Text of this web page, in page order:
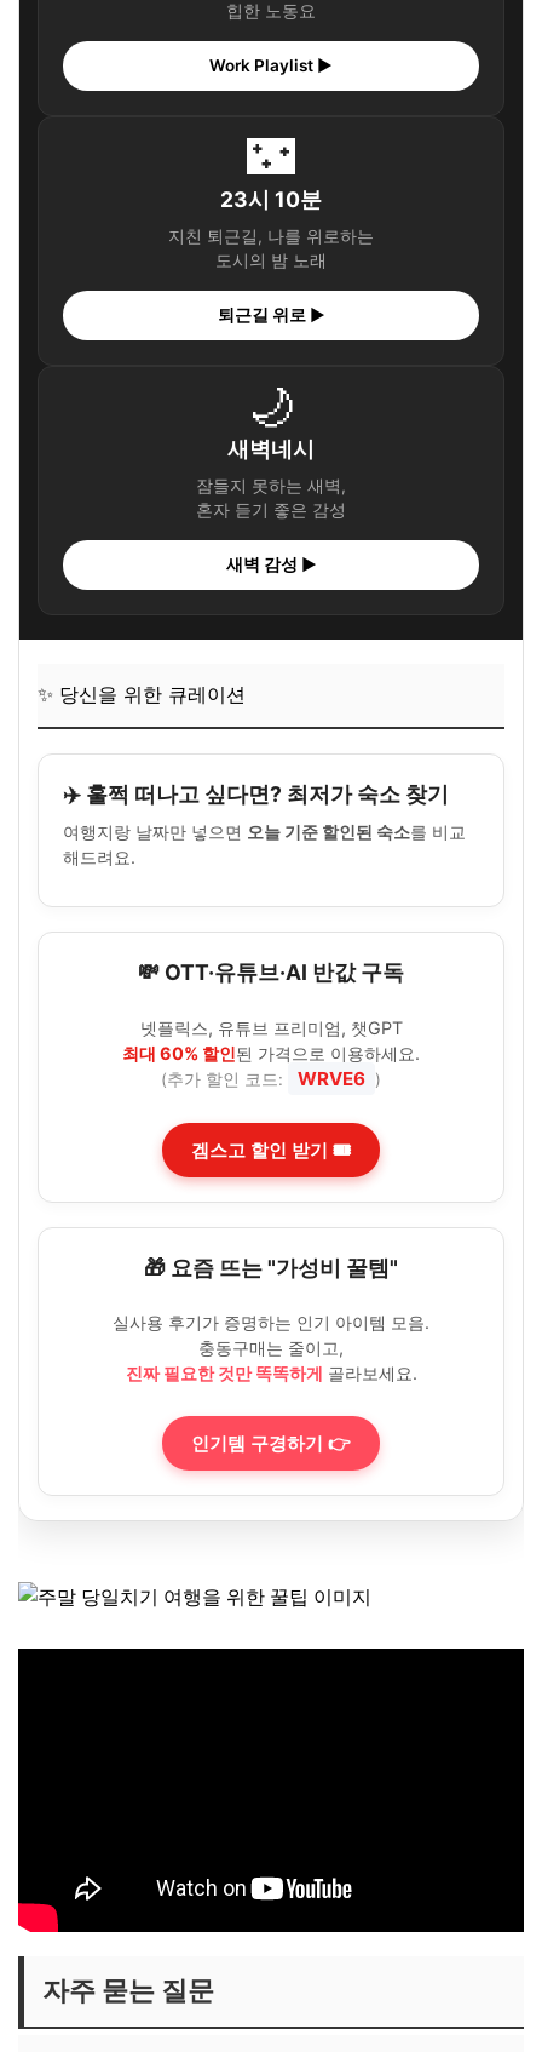
힙한 노동요
Work Playlist ▶
🌃
23시 10분
지친 퇴근길, 나를 위로하는
도시의 밤 노래
퇴근길 위로 ▶
🌙
새벽네시
잠들지 못하는 새벽,
혼자 듣기 좋은 감성
새벽 감성 ▶
✨ 당신을 위한 큐레이션
✈️ 훌쩍 떠나고 싶다면? 최저가 숙소 찾기
여행지랑 날짜만 넣으면 오늘 기준 할인된 숙소를 비교
해드려요.
💸 OTT·유튜브·AI 반값 구독
넷플릭스, 유튜브 프리미엄, 챗GPT
최대 60% 할인된 가격으로 이용하세요.
(추가 할인 코드: WRVE6 )
겜스고 할인 받기 🎟️
🎁 요즘 뜨는 "가성비 꿀템"
실사용 후기가 증명하는 인기 아이템 모음.
충동구매는 줄이고,
진짜 필요한 것만 똑똑하게 골라보세요.
인기템 구경하기 👉
자주 묻는 질문